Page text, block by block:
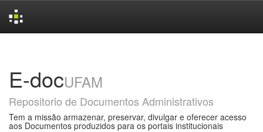
E-docUFAM
Repositorio de Documentos Administrativos
Tem a missão armazenar, preservar, divulgar e oferecer acesso
aos Documentos produzidos para os portais institucionais